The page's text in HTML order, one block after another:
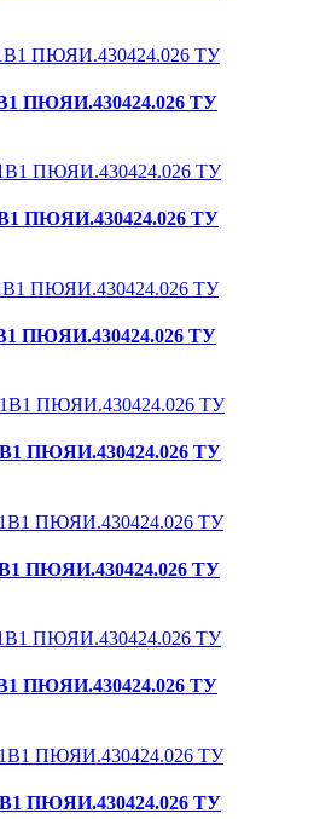
ПЮЯИ.430424.026 ТУ
ПЮЯИ.430424.026 ТУ
ПЮЯИ.430424.026 ТУ
ПЮЯИ.430424.026 ТУ
ПЮЯИ.430424.026 ТУ
ПЮЯИ.430424.026 ТУ
ПЮЯИ.430424.026 ТУ